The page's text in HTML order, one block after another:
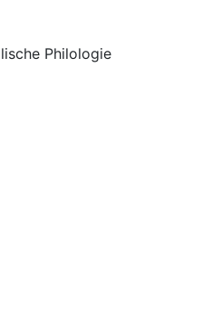
Philologie